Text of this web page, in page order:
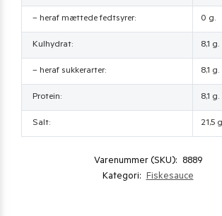
– heraf mættede fedtsyrer: 0 g.
Kulhydrat: 8,1 g.
– heraf sukkerarter: 8,1 g.
Protein: 8,1 g.
Salt: 21,5
Varenummer (SKU): 8889
Kategori: Fiskesauce